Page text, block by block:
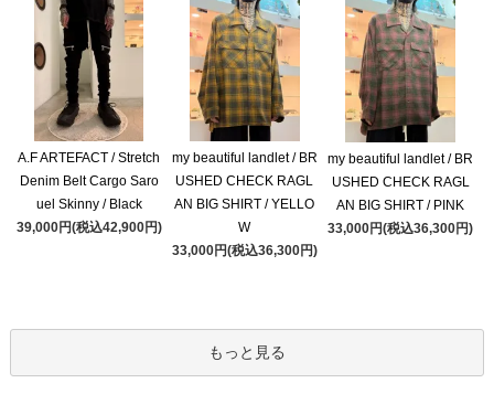
A.F ARTEFACT / Stretch
Denim Belt Cargo Saro
uel Skinny / Black
39,000円(税込42,900円)
my beautiful landlet / BR
USHED CHECK RAGL
AN BIG SHIRT / YELLO
W
33,000円(税込36,300円)
my beautiful landlet / BR
USHED CHECK RAGL
AN BIG SHIRT / PINK
33,000円(税込36,300円)
もっと見る